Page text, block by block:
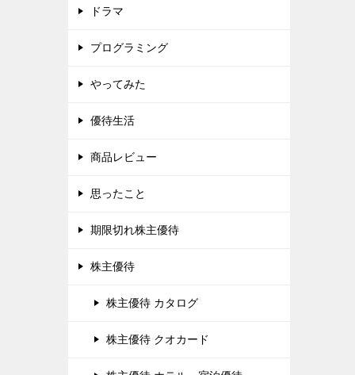
ドラマ
プログラミング
やってみた
優待生活
商品レビュー
思ったこと
期限切れ株主優待
株主優待
株主優待 カタログ
株主優待 クオカード